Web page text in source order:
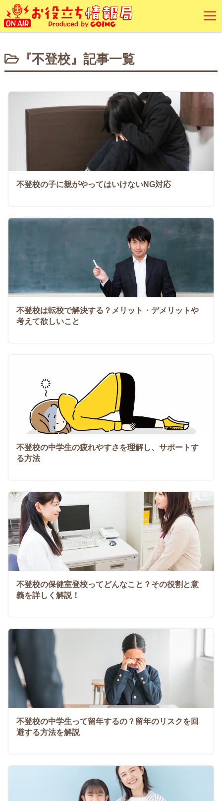
『不登校』記事一覧
不登校の子に親がやってはいけないNG対応
不登校は転校で解決する？メリット・デメリットや
考えて欲しいこと
不登校の中学生の疲れやすさを理解し、サポートす
る方法
不登校の保健室登校ってどんなこと？その役割と意
義を詳しく解説！
不登校の中学生って留年するの？留年のリスクを回
避する方法を解説